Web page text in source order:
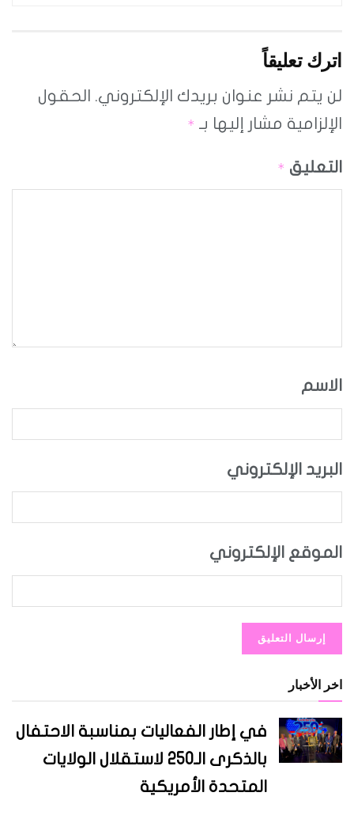
اترك تعليقاً
لن يتم نشر عنوان بريدك الإلكتروني. الحقول
الإلزامية مشار إليها بـ *
التعليق *
الاسم
البريد الإلكتروني
الموقع الإلكتروني
اخر الأخبار
في إطار الفعاليات بمناسبة الاحتفال
بالذكرى الـ250 لاستقلال الولايات
المتحدة الأمريكية